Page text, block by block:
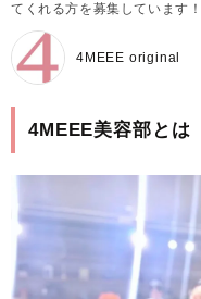
てくれる方を募集しています！
4MEEE original
4MEEE美容部とは